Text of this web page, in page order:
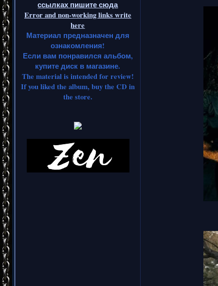
ссылках пишите сюда
Error and non-working links write
here
Материал предназначен для
ознакомления!
Если вам понравился альбом,
купите диск в магазине.
The material is intended for review!
If you liked the album, buy the CD in
the store.